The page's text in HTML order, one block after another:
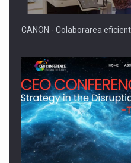
Proteinmaxxing and the
CANON - Colaborarea